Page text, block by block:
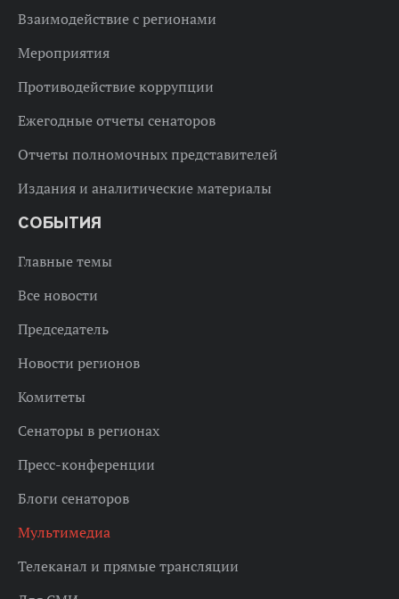
Взаимодействие с регионами
Мероприятия
Противодействие коррупции
Ежегодные отчеты сенаторов
Отчеты полномочных представителей
Издания и аналитические материалы
СОБЫТИЯ
Главные темы
Все новости
Председатель
Новости регионов
Комитеты
Сенаторы в регионах
Пресс-конференции
Блоги сенаторов
Мультимедиа
Телеканал и прямые трансляции